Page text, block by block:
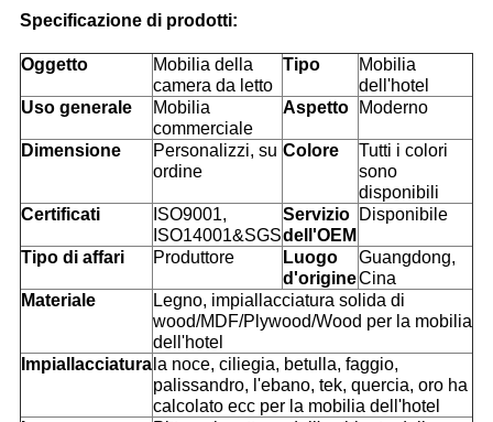
Specificazione di prodotti:
Oggetto
Mobilia della
camera da letto
Tipo
Mobilia
dell'hotel
Uso generale
Mobilia
commerciale
Aspetto Moderno
Dimensione
Personalizzi, su
ordine
Colore
Tutti i colori
sono
disponibili
Certificati
ISO9001,
ISO14001&SGS
Servizio
dell'OEM
Disponibile
Tipo di affari Produttore
Luogo
d'origine
Guangdong,
Cina
Materiale
Legno, impiallacciatura solida di
wood/MDF/Plywood/Wood per la mobilia
dell'hotel
Impiallacciatura la noce, ciliegia, betulla, faggio,
palissandro, l'ebano, tek, quercia, oro ha
calcolato ecc per la mobilia dell'hotel